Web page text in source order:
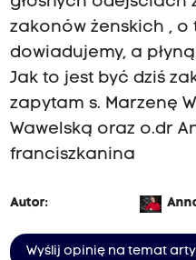
zakonów żenskich ,
dowiadujemy, a
Jak to jest być dziś
zapytam s. Marzenę
Wawelską oraz o.dr
franciszkanina
Autor:
Wyślij opinię na temat